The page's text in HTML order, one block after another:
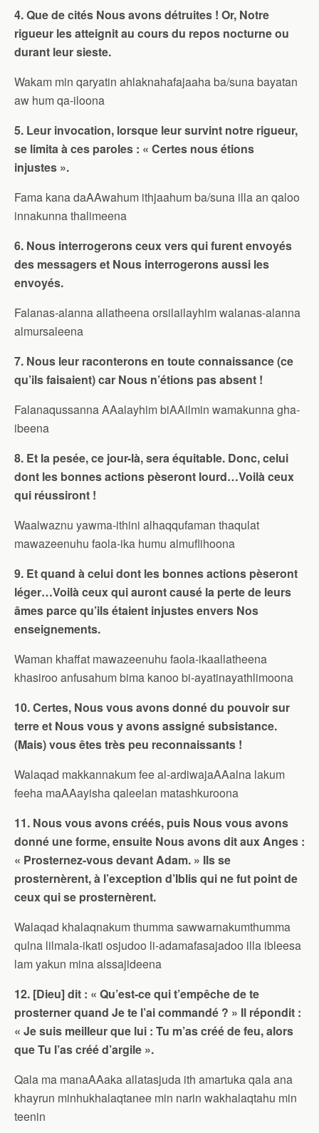
4. Que de cités Nous avons détruites ! Or, Notre
rigueur les atteignit au cours du repos nocturne ou
durant leur sieste.
Wakam min qaryatin ahlaknahafajaaha ba/suna bayatan
aw hum qa-iloona
5. Leur invocation, lorsque leur survint notre rigueur,
se limita à ces paroles : « Certes nous étions
injustes ».
Fama kana daAAwahum ithjaahum ba/suna illa an qaloo
innakunna thalimeena
6. Nous interrogerons ceux vers qui furent envoyés
des messagers et Nous interrogerons aussi les
envoyés.
Falanas-alanna allatheena orsilailayhim walanas-alanna
almursaleena
7. Nous leur raconterons en toute connaissance (ce
qu’ils faisaient) car Nous n’étions pas absent !
Falanaqussanna AAalayhim biAAilmin wamakunna gha-
ibeena
8. Et la pesée, ce jour-là, sera équitable. Donc, celui
dont les bonnes actions pèseront lourd…Voilà ceux
qui réussiront !
Waalwaznu yawma-ithini alhaqqufaman thaqulat
mawazeenuhu faola-ika humu almuflihoona
9. Et quand à celui dont les bonnes actions pèseront
léger…Voilà ceux qui auront causé la perte de leurs
âmes parce qu’ils étaient injustes envers Nos
enseignements.
Waman khaffat mawazeenuhu faola-ikaallatheena
khasiroo anfusahum bima kanoo bi-ayatinayathlimoona
10. Certes, Nous vous avons donné du pouvoir sur
terre et Nous vous y avons assigné subsistance.
(Mais) vous êtes très peu reconnaissants !
Walaqad makkannakum fee al-ardiwajaAAalna lakum
feeha maAAayisha qaleelan matashkuroona
11. Nous vous avons créés, puis Nous vous avons
donné une forme, ensuite Nous avons dit aux Anges :
« Prosternez-vous devant Adam. » Ils se
prosternèrent, à l’exception d’Iblis qui ne fut point de
ceux qui se prosternèrent.
Walaqad khalaqnakum thumma sawwarnakumthumma
qulna lilmala-ikati osjudoo li-adamafasajadoo illa ibleesa
lam yakun mina alssajideena
12. [Dieu] dit : « Qu’est-ce qui t’empêche de te
prosterner quand Je te l’ai commandé ? » Il répondit :
« Je suis meilleur que lui : Tu m’as créé de feu, alors
que Tu l’as créé d’argile ».
Qala ma manaAAaka allatasjuda ith amartuka qala ana
khayrun minhukhalaqtanee min narin wakhalaqtahu min
teenin